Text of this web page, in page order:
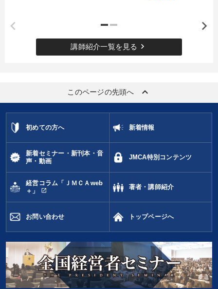
講師紹介一覧を見る keyboard_arrow_right
このページの先頭へ keyboard_arrow_up
初めての方へ 新着情報
新着セミナー・新刊本・音
声・動画
JMCA特別コンテンツ
経営コラム「ＪＭＣＡweb
＋」
open_in_new
著者・講師紹介
お問い合わせ トップページへ